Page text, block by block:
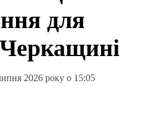
для
2026 року о 15:05